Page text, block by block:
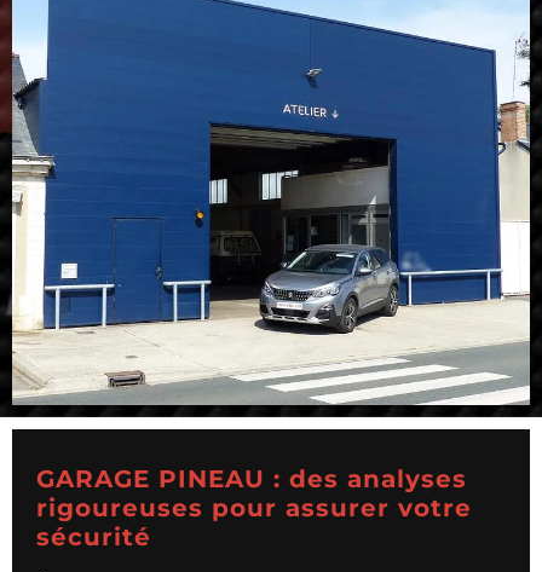
GARAGE PINEAU : des analyses
rigoureuses pour assurer votre
sécurité